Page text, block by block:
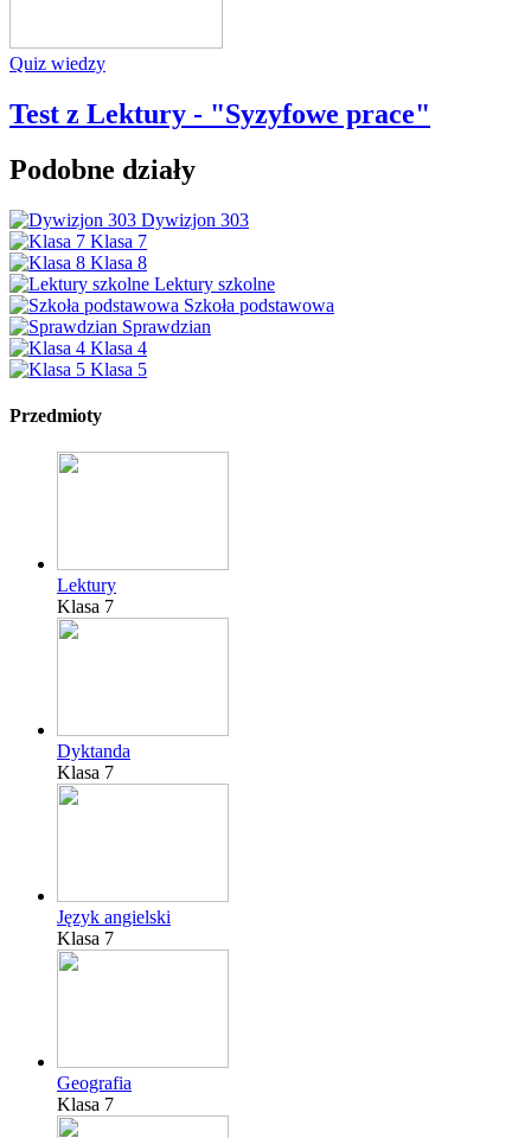
Quiz wiedzy
Test z Lektury - "Syzyfowe prace"
Podobne działy
Dywizjon 303
Klasa 7
Klasa 8
Lektury szkolne
Szkoła podstawowa
Sprawdzian
Klasa 4
Klasa 5
Przedmioty
Lektury
Klasa 7
Dyktanda
Klasa 7
Język angielski
Klasa 7
Geografia
Klasa 7